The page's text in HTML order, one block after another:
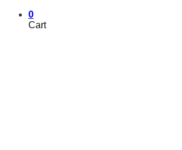
0
Cart